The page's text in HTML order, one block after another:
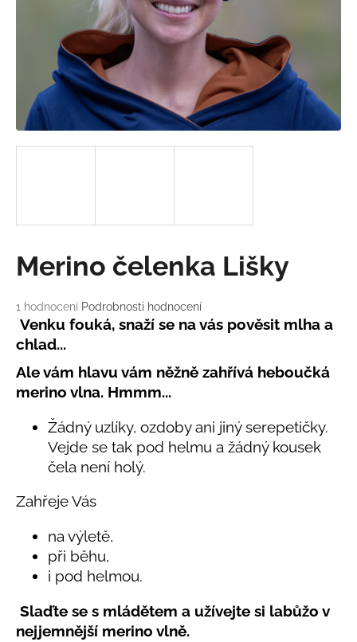
Průměrné
hodnocení
produktu
je
5,0
z
5
1 hodnocení Podrobnosti hodnocení
Merino čelenka Lišky
Venku fouká, snaží se na vás pověsit mlha a
chlad...
Ale vám hlavu vám něžně zahřívá heboučká
merino vlna. Hmmm...
Žádný uzlíky, ozdoby ani jiný serepetičky.
Vejde se tak pod helmu a žádný kousek
čela není holý.
Zahřeje Vás
na výletě,
při běhu,
i pod helmou.
Slaďte se s mládětem a užívejte si labůžo v
nejjemnější merino vlně.
D
o
o
r
u
u
j
LETNÍ
KLOBOUČEK
OUŠKY
BÍLÝ
Kč